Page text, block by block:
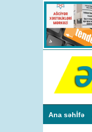
Ana səhİfə